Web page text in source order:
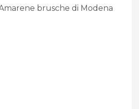
brusche di Modena